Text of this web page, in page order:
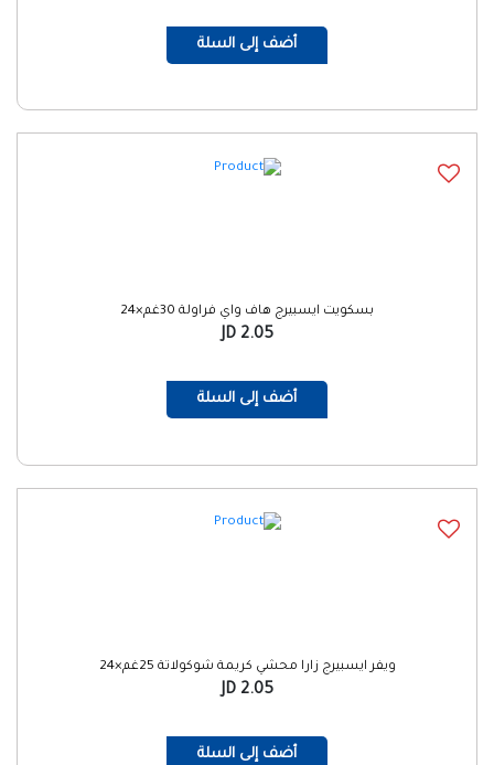
أضف إلى السلة
بسكويت ايسبيرج هاف واي فراولة 30غم×24
2.05 JD
أضف إلى السلة
ويفر ايسبيرج زارا محشي كريمة شوكولاتة 25غم×24
2.05 JD
أضف إلى السلة